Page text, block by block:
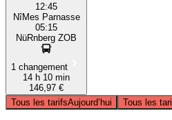
12:45
NîMes Parnasse
05:15
NüRnberg ZOB
1 changement
14 h 10 min
146,97 €
Tous les tarifsAujourd’hui Tous les